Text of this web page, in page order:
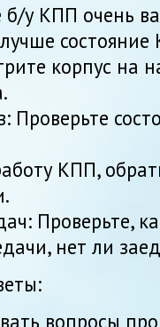
б/у КПП очень
корпус на
Проверьте
КПП,
Проверьте,
нет ли
вопросы